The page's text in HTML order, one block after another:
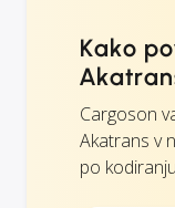
Kako
Cargoson
Akatrans v
po